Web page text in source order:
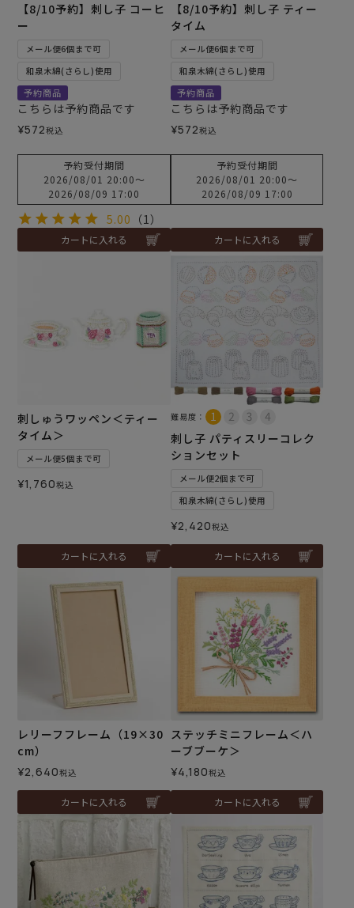
【8/10予約】刺し子 コーヒ
ー
メール便6個まで可
和泉木綿(さらし)使用
予約商品
こちらは予約商品です
¥572税込
予約受付期間
2026/08/01 20:00〜
2026/08/09 17:00
5.00 （1）
カートに入れる
【8/10予約】刺し子 ティー
タイム
メール便6個まで可
和泉木綿(さらし)使用
予約商品
こちらは予約商品です
¥572税込
予約受付期間
2026/08/01 20:00〜
2026/08/09 17:00
カートに入れる
刺しゅうワッペン＜ティー
タイム＞
メール便5個まで可
¥1,760税込
カートに入れる
難易度：
刺し子 パティスリーコレク
ションセット
メール便2個まで可
和泉木綿(さらし)使用
¥2,420税込
カートに入れる
レリーフフレーム（19×30
cm）
¥2,640税込
カートに入れる
ステッチミニフレーム＜ハ
ーブブーケ＞
¥4,180税込
カートに入れる